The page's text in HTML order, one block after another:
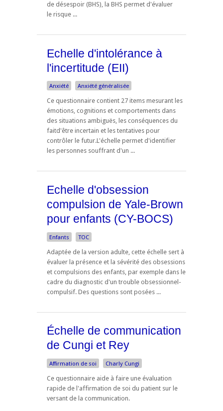
de désespoir (BHS), la BHS permet d'évaluer
le risque ...
Echelle d'intolérance à
l'incertitude (EII)
Anxiété Anxiété généralisée
Ce questionnaire contient 27 items mesurant les
émotions, cognitions et comportements dans
des situations ambiguës, les conséquences du
faitd'être incertain et les tentatives pour
contrôler le futur.L'échelle permet d'identifier
les personnes souffrant d'un ...
Echelle d'obsession
compulsion de Yale-Brown
pour enfants (CY-BOCS)
Enfants TOC
Adaptée de la version adulte, cette échelle sert à
évaluer la présence et la sévérité des obsessions
et compulsions des enfants, par exemple dans le
cadre du diagnostic d'un trouble obsessionnel-
compulsif. Des questions sont posées ...
Échelle de communication
de Cungi et Rey
Affirmation de soi Charly Cungi
Ce questionnaire aide à faire une évaluation
rapide de l'affirmation de soi du patient sur le
versant de la communication.